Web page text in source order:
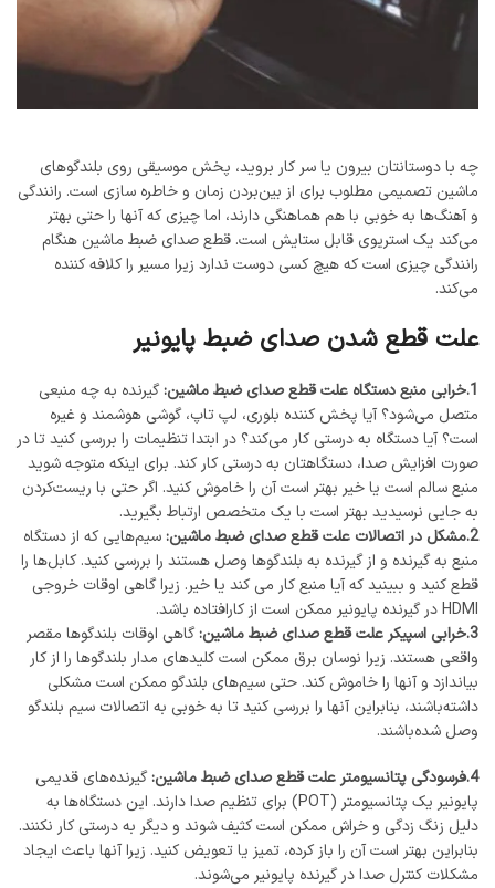
چه با دوستانتان بیرون یا سر کار بروید، پخش موسیقی روی بلندگوهای
ماشین تصمیمی مطلوب برای از بین‌بردن زمان و خاطره سازی است. رانندگی
و آهنگ‌ها به خوبی با هم هماهنگی دارند، اما چیزی که آنها را حتی بهتر
می‌کند یک استریوی قابل ستایش است. قطع صدای ضبط ماشین هنگام
رانندگی چیزی است که هیچ کسی دوست ندارد زیرا مسیر را کلافه کننده
می‌کند.
علت قطع شدن صدای ضبط پایونیر
1.خرابی منبع دستگاه علت قطع صدای ضبط ماشین:
گیرنده به چه منبعی
متصل می‌شود؟ آیا پخش کننده بلوری، لپ تاپ، گوشی هوشمند و غیره
است؟ آیا دستگاه به درستی کار می‌کند؟ در ابتدا تنظیمات را بررسی کنید تا در
صورت افزایش صدا، دستگاهتان به درستی کار کند. برای اینکه متوجه شوید
منبع سالم است یا خیر بهتر است آن را خاموش کنید. اگر حتی با ریست‌کردن
به جایی نرسیدید بهتر است با یک متخصص ارتباط بگیرید.
2.مشکل در اتصالات علت قطع صدای ضبط ماشین:
سیم‌هایی که از دستگاه
منبع به گیرنده و از گیرنده به بلندگوها وصل هستند را بررسی کنید. کابل‌ها را
قطع کنید و ببینید که آیا منبع کار می کند یا خیر. زیرا گاهی اوقات خروجی
HDMI در گیرنده پایونیر ممکن است از کارافتاده باشد.
3.خرابی اسپیکر علت قطع صدای ضبط ماشین:
گاهی اوقات بلندگوها مقصر
واقعی هستند. زیرا نوسان برق ممکن است کلیدهای مدار بلندگوها را از کار
بیاندازد و آنها را خاموش کند. حتی سیم‌های بلندگو ممکن است مشکلی
داشته‌باشند، بنابراین آنها را بررسی کنید تا به خوبی به اتصالات سیم بلندگو
وصل شده‌باشند.
4.فرسودگی پتانسیومتر علت قطع صدای ضبط ماشین:
گیرنده‌های قدیمی
پایونیر یک پتانسیومتر (POT) برای تنظیم صدا دارند. این دستگاه‌ها به
دلیل زنگ زدگی و خراش ممکن است کثیف شوند و دیگر به درستی کار نکنند.
بنابراین بهتر است آن را باز کرده، تمیز یا تعویض کنید. زیرا آنها باعث ایجاد
مشکلات کنترل صدا در گیرنده پایونیر می‌شوند.